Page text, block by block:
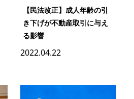
【民法改正】成人年齢の引
き下げが不動産取引に与え
る影響
2022.04.22